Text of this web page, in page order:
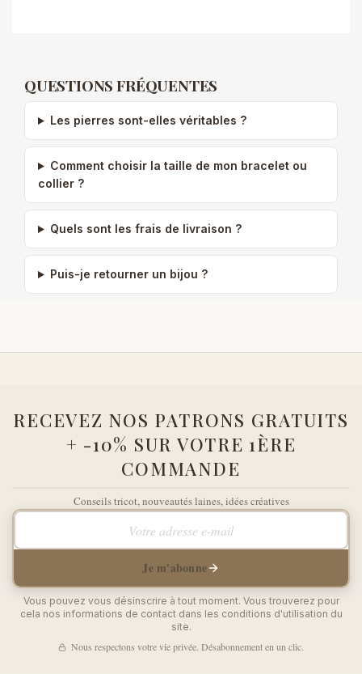
QUESTIONS FRÉQUENTES
Les pierres sont-elles véritables ?
Comment choisir la taille de mon bracelet ou
collier ?
Quels sont les frais de livraison ?
Puis-je retourner un bijou ?
RECEVEZ NOS PATRONS GRATUITS
+ -10% SUR VOTRE 1ÈRE
COMMANDE
Conseils tricot, nouveautés laines, idées créatives
Votre adresse e-mail
Je m'abonne
Vous pouvez vous désinscrire à tout moment. Vous trouverez pour
cela nos informations de contact dans les conditions d'utilisation du
site.
Nous respectons votre vie privée. Désabonnement en un clic.